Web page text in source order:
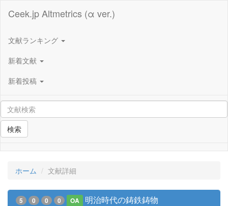
Ceek.jp Altmetrics (α ver.)
文献ランキング
新着文献
新着投稿
検索
ホーム 文献詳細
5 0 0 0 OA 明治時代の鋳鉄鋳物